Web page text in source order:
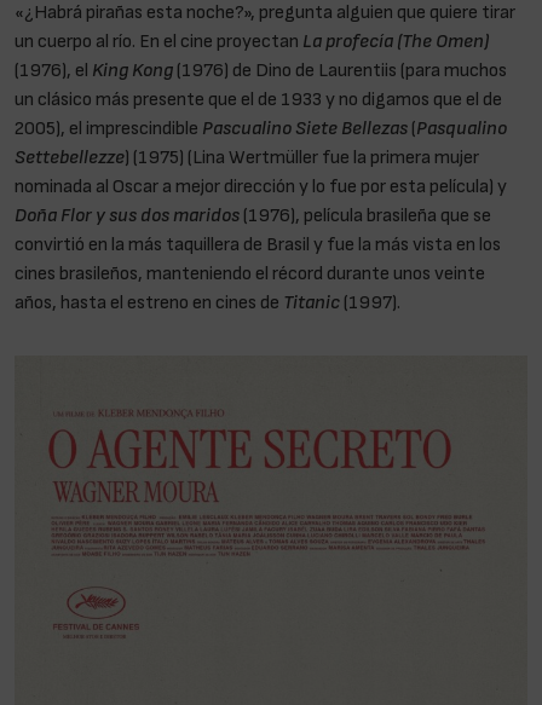
«¿Habrá pirañas esta noche?», pregunta alguien que quiere tirar
un cuerpo al río. En el cine proyectan La profecía (The Omen)
(1976), el King Kong (1976) de Dino de Laurentiis (para muchos
un clásico más presente que el de 1933 y no digamos que el de
2005), el imprescindible Pascualino Siete Bellezas (Pasqualino
Settebellezze) (1975) (Lina Wertmüller fue la primera mujer
nominada al Oscar a mejor dirección y lo fue por esta película) y
Doña Flor y sus dos maridos (1976), película brasileña que se
convirtió en la más taquillera de Brasil y fue la más vista en los
cines brasileños, manteniendo el récord durante unos veinte
años, hasta el estreno en cines de Titanic (1997).